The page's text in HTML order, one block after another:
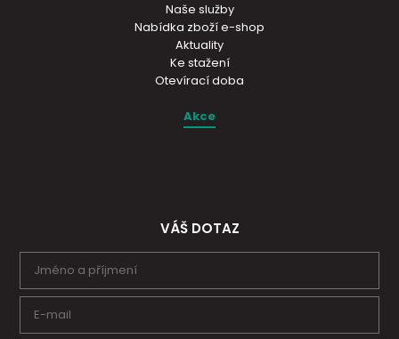
Naše služby
Nabídka zboží e-shop
Aktuality
Ke stažení
Otevírací doba
Akce
VÁŠ DOTAZ